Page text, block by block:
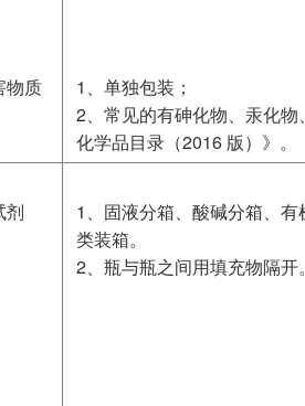
物质
1、单独包装；
2、常见的有砷化物、汞化
化学品目录（2016 版）》。
剂
1、固液分箱、酸碱分箱、
类装箱。
2、瓶与瓶之间用填充物隔开。